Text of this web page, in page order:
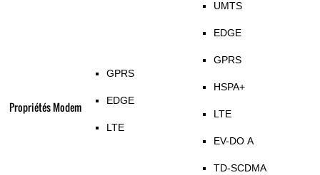
Propriétés Modem
GPRS
EDGE
LTE
UMTS
EDGE
GPRS
HSPA+
LTE
EV-DO A
TD-SCDMA